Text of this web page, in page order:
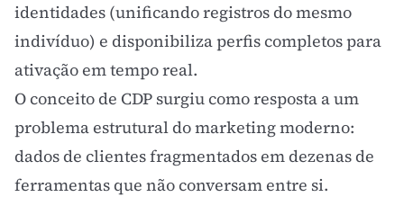
identidades (unificando registros do mesmo
indivíduo) e disponibiliza perfis completos para
ativação em tempo real.
O conceito de CDP surgiu como resposta a um
problema estrutural do marketing moderno:
dados de clientes fragmentados em dezenas de
ferramentas que não conversam entre si.